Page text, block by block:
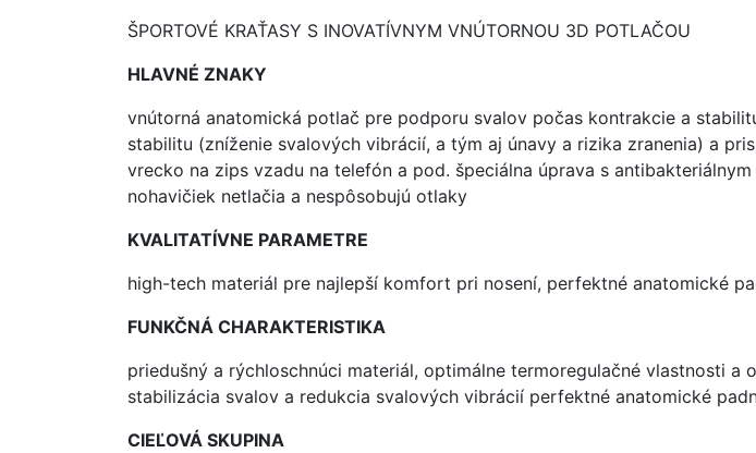
ŠPORTOVÉ KRAŤASY S INOVATÍVNYM VNÚTORNOU 3D POTLAČOU
HLAVNÉ ZNAKY
vnútorná anatomická potlač pre podporu svalov počas kontrakcie a
stabilitu (zníženie svalových vibrácií, a tým aj únavy a rizika zranenia) a
vrecko na zips vzadu na telefón a pod. špeciálna úprava s
nohavičiek netlačia a nespôsobujú otlaky
KVALITATÍVNE PARAMETRE
high-tech materiál pre najlepší komfort pri nosení, perfektné anatomické
FUNKČNÁ CHARAKTERISTIKA
priedušný a rýchloschnúci materiál, optimálne termoregulačné vlastnosti
stabilizácia svalov a redukcia svalových vibrácií perfektné anatomické
CIEĽOVÁ SKUPINA